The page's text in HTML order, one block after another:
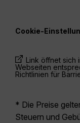
Cookie-
Link öffnet sich
Webseiten
Richtlinien für
* Die Preise
Steuern und